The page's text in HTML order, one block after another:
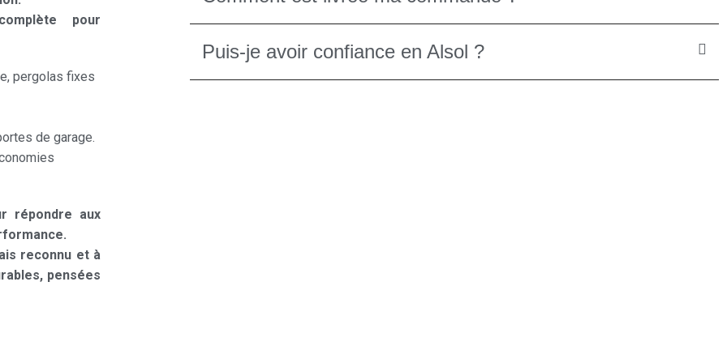
avis)
pour
pergolas fixes
de garage.
répondre aux
reconnu et à
pensées
Puis-je avoir confiance en Alsol ?